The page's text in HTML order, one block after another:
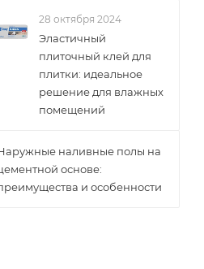
28 октября 2024
Эластичный
плиточный клей для
плитки: идеальное
решение для влажных
помещений
наливные полы на
основе:
и особенности